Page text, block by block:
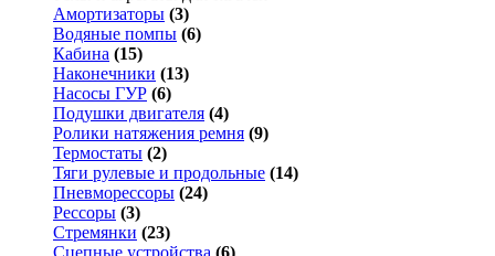
Амортизаторы (3)
Водяные помпы (6)
Кабина (15)
Наконечники (13)
Насосы ГУР (6)
Подушки двигателя (4)
Ролики натяжения ремня (9)
Термостаты (2)
Тяги рулевые и продольные (14)
Пневморессоры (24)
Рессоры (3)
Стремянки (23)
Сцепные устройства (6)